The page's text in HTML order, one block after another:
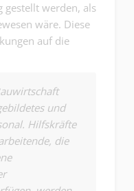
gestellt werden, als
wäre. Diese
auf die
und
Hilfskräfte
die